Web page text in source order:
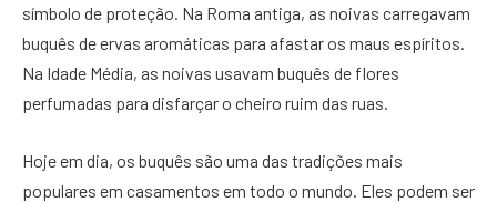
símbolo de proteção. Na Roma antiga, as noivas carregavam
buquês de ervas aromáticas para afastar os maus espíritos.
Na Idade Média, as noivas usavam buquês de flores
perfumadas para disfarçar o cheiro ruim das ruas.
Hoje em dia, os buquês são uma das tradições mais
populares em casamentos em todo o mundo. Eles podem ser